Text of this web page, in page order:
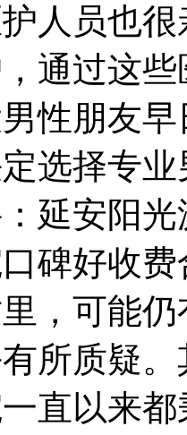
人员也
通过这
性朋友
选择专
安阳光
碑好收
，可能
所质疑
直以来